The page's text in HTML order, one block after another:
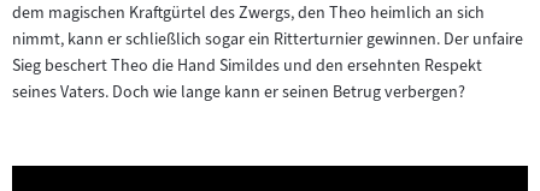
dem magischen Kraftgürtel des Zwergs, den Theo heimlich an sich
nimmt, kann er schließlich sogar ein Ritterturnier gewinnen. Der unfaire
Sieg beschert Theo die Hand Simildes und den ersehnten Respekt
seines Vaters. Doch wie lange kann er seinen Betrug verbergen?